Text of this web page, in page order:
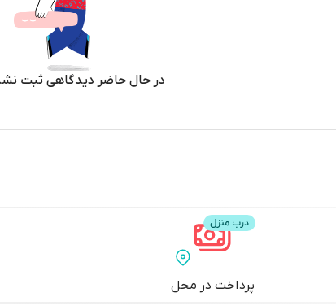
در حال حاضر دیدگاهی ثبت
پرداخت در محل